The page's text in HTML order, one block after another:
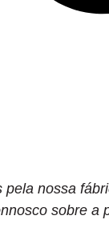
nossa
sobre a